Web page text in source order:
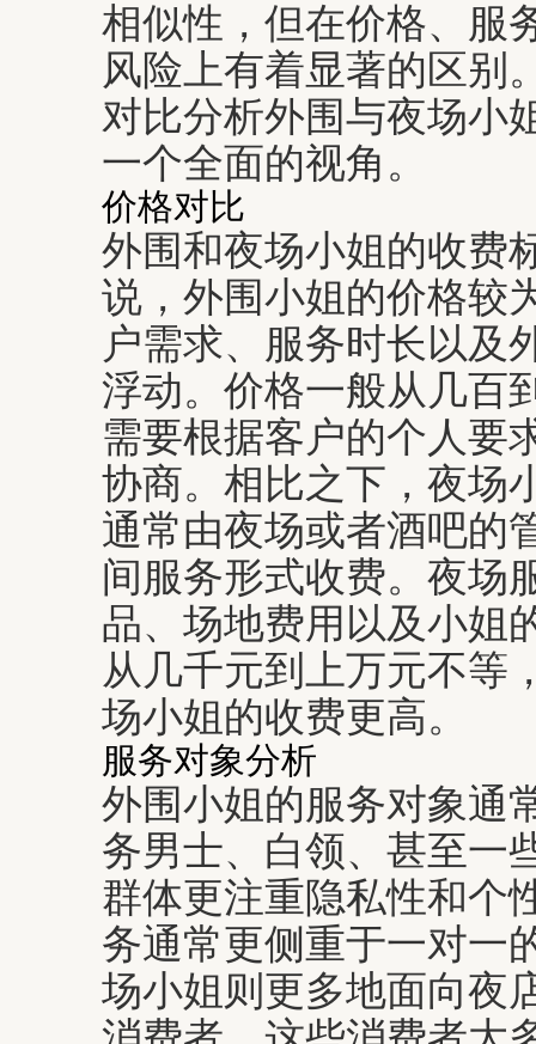
相似性，但在价格、服
风险上有着显著的区别
对比分析外围与夜场小
一个全面的视角。
价格对比
外围和夜场小姐的收费
说，外围小姐的价格较
户需求、服务时长以及
浮动。价格一般从几百
需要根据客户的个人要
协商。相比之下，夜场
通常由夜场或者酒吧的
间服务形式收费。夜场
品、场地费用以及小姐
从几千元到上万元不等
场小姐的收费更高。
服务对象分析
外围小姐的服务对象通
务男士、白领、甚至一
群体更注重隐私性和个
务通常更侧重于一对一
场小姐则更多地面向夜